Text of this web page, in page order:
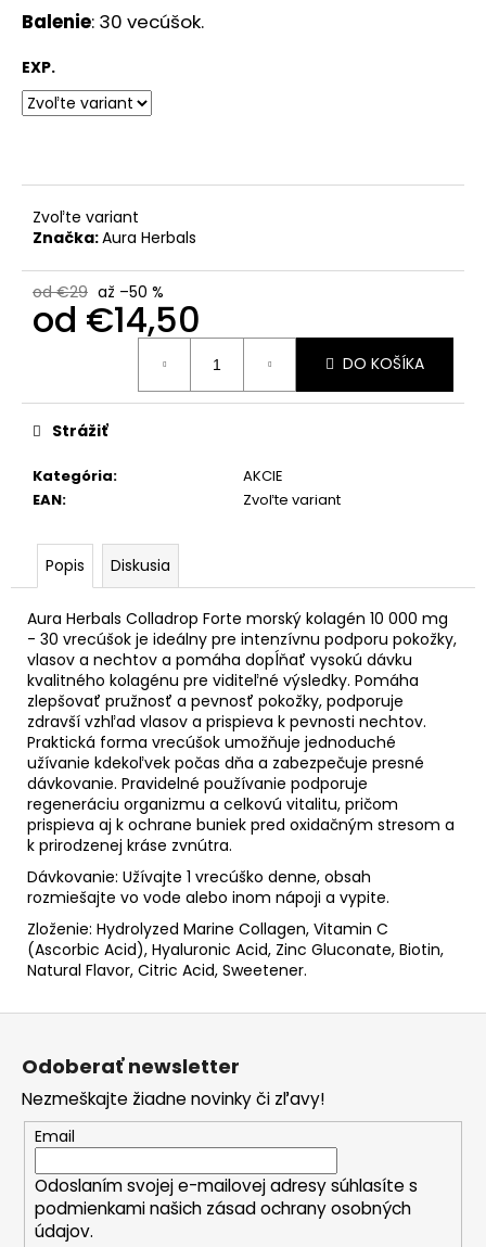
Balenie: 30 vecúšok.
EXP.
Zvoľte variant
Značka:Aura Herbals
od €29 až –50 %
od €14,50
DO KOŠÍKA
Kategória:
AKCIE
EAN: Zvoľte variant
Strážiť
Popis Diskusia
Aura Herbals Colladrop Forte morský kolagén 10 000 mg
- 30 vrecúšok je ideálny pre intenzívnu podporu pokožky,
vlasov a nechtov a pomáha dopĺňať vysokú dávku
kvalitného kolagénu pre viditeľné výsledky. Pomáha
zlepšovať pružnosť a pevnosť pokožky, podporuje
zdravší vzhľad vlasov a prispieva k pevnosti nechtov.
Praktická forma vrecúšok umožňuje jednoduché
užívanie kdekoľvek počas dňa a zabezpečuje presné
dávkovanie. Pravidelné používanie podporuje
regeneráciu organizmu a celkovú vitalitu, pričom
prispieva aj k ochrane buniek pred oxidačným stresom a
k prirodzenej kráse zvnútra.
Dávkovanie: Užívajte 1 vrecúško denne, obsah
rozmiešajte vo vode alebo inom nápoji a vypite.
Zloženie: Hydrolyzed Marine Collagen, Vitamin C
(Ascorbic Acid), Hyaluronic Acid, Zinc Gluconate, Biotin,
Natural Flavor, Citric Acid, Sweetener.
BEAUTY
JOSEON
HYDRATAČNÉ
SÉRUM
S
PA++++
50
ML,
EXP
6/2026
€6,99
Pôvodne:
€17,99
Z
Odoberať newsletter
Nezmeškajte žiadne novinky či zľavy!
Email
Odoslaním svojej e-mailovej adresy súhlasíte s
podmienkami našich zásad ochrany osobných
údajov.